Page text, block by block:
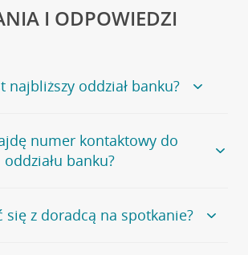
I ODPOWIEDZI
najbliższy oddział banku?
naszego banku, zapraszamy na
, na której znajduje się
numer kontaktowy do
oddziału banku?
nie udostępnia ogólnego numeru
bankowej.
się z doradcą na spotkanie?